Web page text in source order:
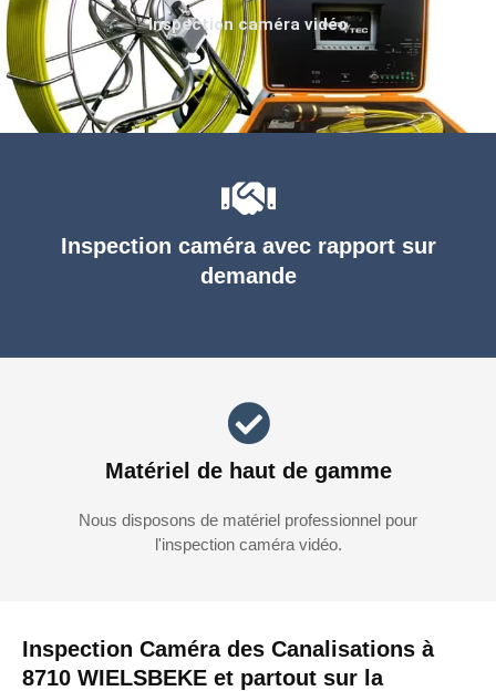
Inspection Caméra des Canalisations à
8710 WIELSBEKE et partout sur la
Inspection caméra avec rapport sur
demande
Matériel de haut de gamme
Nous disposons de matériel professionnel pour
l'inspection caméra vidéo.
Inspection caméra vidéo